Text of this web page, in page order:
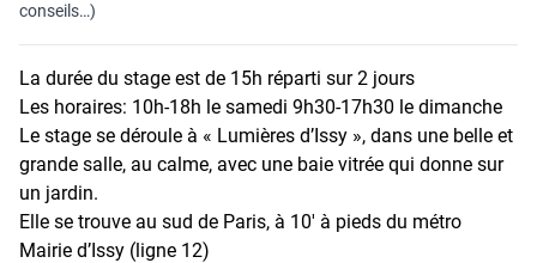
conseils…)
La durée du stage est de 15h réparti sur 2 jours
Les horaires: 10h-18h le samedi 9h30-17h30 le dimanche
Le stage se déroule à « Lumières d’Issy », dans une belle et
grande salle, au calme, avec une baie vitrée qui donne sur
un jardin.
Elle se trouve au sud de Paris, à 10′ à pieds du métro
Mairie d’Issy (ligne 12)